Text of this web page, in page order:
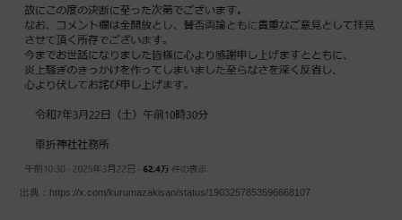
出典：https://x.com/kurumazakisan/status/1903257853596668107